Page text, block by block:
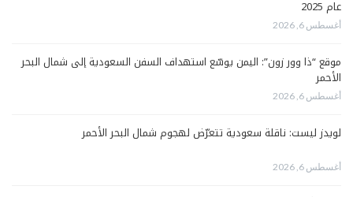
عام 2025
أغسطس 6, 2026
موقع “ذا وور زون”: اليمن يوسّع استهداف السفن السعودية إلى شمال البحر
الأحمر
أغسطس 6, 2026
لويدز ليست: ناقلة سعودية تتعرّض لهجوم شمال البحر الأحمر
أغسطس 6, 2026